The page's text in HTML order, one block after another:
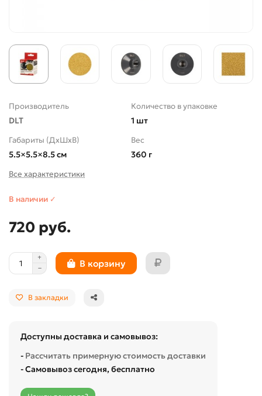
Производитель
DLT
Количество в упаковке
1 шт
Габариты (ДхШхВ)
5.5×5.5×8.5 см
Вес
360 г
Все характеристики
В наличии ✓
720 руб.
В корзину
В закладки
Доступны доставка и самовывоз:
- Рассчитать примерную стоимость доставки
- Самовывоз сегодня, бесплатно